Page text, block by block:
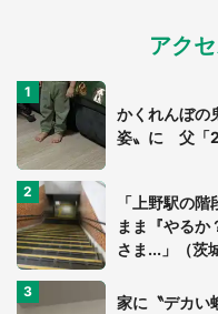
アク
かくれんぼの
姿〟に 父「2
「上野駅の
まま『やるか
さま...」（茨
家に〝デカい